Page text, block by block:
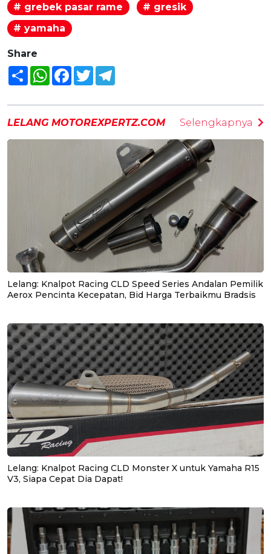
# grebek pasar rame
# gresik
# yamaha
Share
Share WhatsAppFacebook
Twitter
LELANG MOTOREXPERTZ.COM Selengkapnya
Lelang: Knalpot Racing CLD Speed Series Andalan Pemilik
Aerox Pencinta Kecepatan, Bid Harga Terbaikmu Bradsis
Lelang: Knalpot Racing CLD Monster X untuk Yamaha R15
V3, Siapa Cepat Dia Dapat!